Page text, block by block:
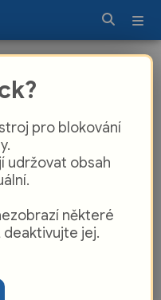
pro blokování
udržovat obsah
některé
deaktivujte jej.